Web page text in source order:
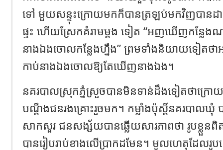
ទៅ មួយសន្ទុះក្រោយមកក៏បានត្រឡប់មកវិញបាន
ផ្ទះ ហើយស្រែកគំរាមម្ដង ទៀត “អញឃើញកន្លែង
នាងឯងចោលកន្លែងហ្នឹង” ព្រមទាំងនិយាយទៀត
កាប់នាងឯងចោលឱ្យតែឃើញនាងឯង។
នគរបាលស្រុកភ្នំស្រួចបានមិនទាន់ដឹងទៀតថាក្រោ
បណ្តឹងជនរងគ្រោះរួចមក។ កម្លាំងប៉ុស្តិ៍នគរបា
សាកសួរ ជនសង្ស័យបានឆ្លើយសារភាពថា រូបខ្លួនពិ
បានរៀបរាប់ខាងលើប្រាកដមែន។ មូលហេតុដែលរូប